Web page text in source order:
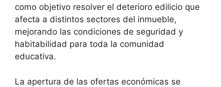
como objetivo resolver el deterioro edilicio que
afecta a distintos sectores del inmueble,
mejorando las condiciones de seguridad y
habitabilidad para toda la comunidad
educativa.
La apertura de las ofertas económicas se